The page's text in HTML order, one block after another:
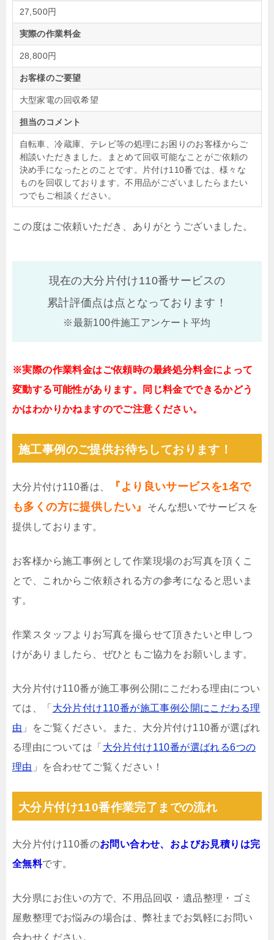
27,500円
実際の作業料金
28,800円
お客様のご要望
大型家電の回収希望
担当のコメント
自転車、冷蔵庫、テレビ等の処理にお困りのお客様からご
相談いただきました。まとめて回収可能なことがご依頼の
決め手になったとのことです。片付け110番では、様々な
ものを回収しております。不用品がございましたらまたい
つでもご相談ください。
この度はご依頼いただき、ありがとうございました。
現在の大分片付け110番サービスの
累計評価点は点となっております！
※最新100件施工アンケート平均
※実際の作業料金はご依頼時の最終処分料金によって
変動する可能性があります。同じ料金でできるかどう
かはわかりかねますのでご注意ください。
施工事例のご提供お待ちしております！
大分片付け110番は、
『より良いサービスを1名で
も多くの方に提供したい』
そんな想いでサービスを
提供しております。
お客様から施工事例として作業現場のお写真を頂くこ
とで、これからご依頼される方の参考になると思いま
す。
作業スタッフよりお写真を撮らせて頂きたいと申しつ
けがありましたら、ぜひともご協力をお願いします。
大分片付け110番が施工事例公開にこだわる理由につい
ては、「 大分片付け110番が施工事例公開にこだわる理
由 」をご覧ください。また、大分片付け110番が選ばれ
る理由については「 大分片付け110番が選ばれる6つの
理由 」を合わせてご覧ください！
大分片付け110番作業完了までの流れ
大分片付け110番のお問い合わせ、およびお見積りは完
全無料です。
大分県にお住いの方で、不用品回収・遺品整理・ゴミ
屋敷整理でお悩みの場合は、弊社までお気軽にお問い
合わせください。